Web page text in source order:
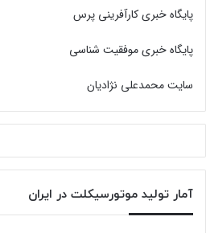
پایگاه خبری کارآفرینی پرس
پایگاه خبری موفقیت شناسی
سایت محمدعلی نژادیان
آمار تولید موتورسیکلت در ایران